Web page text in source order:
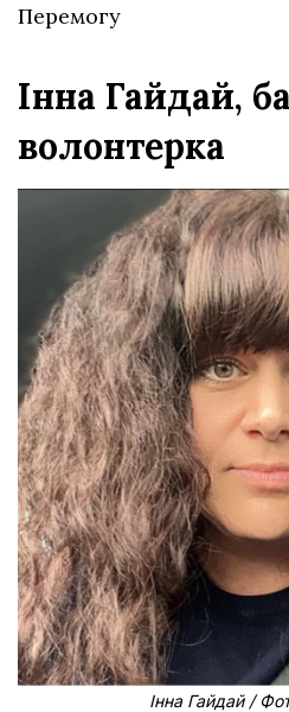
Перемогу
Інна Гайдай,
волонтерка
Інна Гайдай /